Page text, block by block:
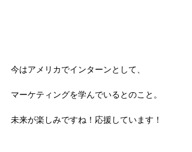
今はアメリカでインターンとして、
マーケティングを学んでいるとのこと。
未来が楽しみですね！応援しています！